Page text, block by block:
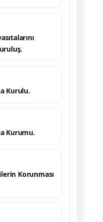
Kurulu.
Kurumu.
Korunması